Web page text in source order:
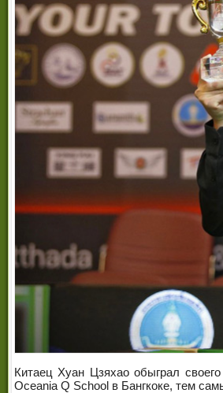
Китаец Хуан Цзяхао обыграл
Oceania Q School в Бангкоке, тем